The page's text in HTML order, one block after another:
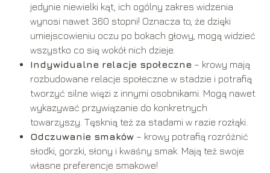
jedynie niewielki kąt, ich ogólny zakres widzenia
wynosi nawet 360 stopni! Oznacza to, że dzięki
umiejscowieniu oczu po bokach głowy, mogą widzieć
wszystko co się wokół nich dzieje.
Indywidualne relacje społeczne– krowy mają
rozbudowane relacje społeczne w stadzie i potrafią
tworzyć silne więzi z innymi osobnikami. Mogą nawet
wykazywać przywiązanie do konkretnych
towarzyszy. Tęsknią też za stadami w razie rozłąki.
Odczuwanie smaków– krowy potrafią rozróżnić
słodki, gorzki, słony i kwaśny smak. Mają też swoje
własne preferencje smakowe!